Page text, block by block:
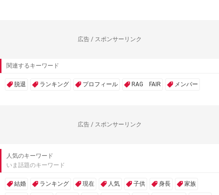
広告 / スポンサーリンク
関連するキーワード
脱退 ランキング プロフィール RAG FAIR メンバー
広告 / スポンサーリンク
人気のキーワード
いま話題のキーワード
結婚 ランキング 現在 人気 子供 身長 家族